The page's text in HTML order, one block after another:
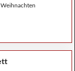
Weihnachten